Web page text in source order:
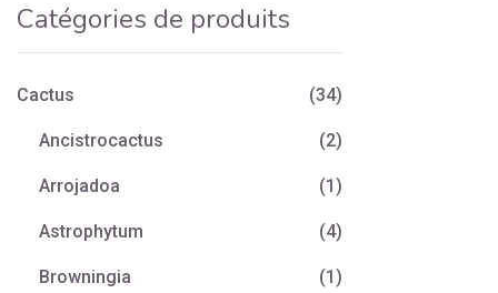
Catégories de produits
Cactus (34)
Ancistrocactus (2)
Arrojadoa (1)
Astrophytum (4)
Browningia (1)